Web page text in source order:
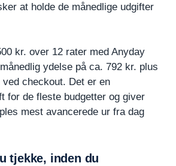
at holde de månedlige udgifter
kr. over 12 rater med Anyday
ydelse på ca. 792 kr. plus
ved checkout. Det er en
for de fleste budgetter og giver
mest avancerede ur fra dag
tjekke, inden du